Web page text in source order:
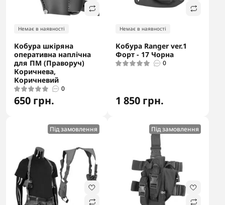
Немає в наявності
Кобура шкіряна
оперативна наплічна
для ПМ (Праворуч)
Коричнева,
Коричневий
0
650 грн.
Немає в наявності
Кобура Ranger ver.1
Форт - 17 Чорна
0
1 850 грн.
Під замовлення Під замовлення